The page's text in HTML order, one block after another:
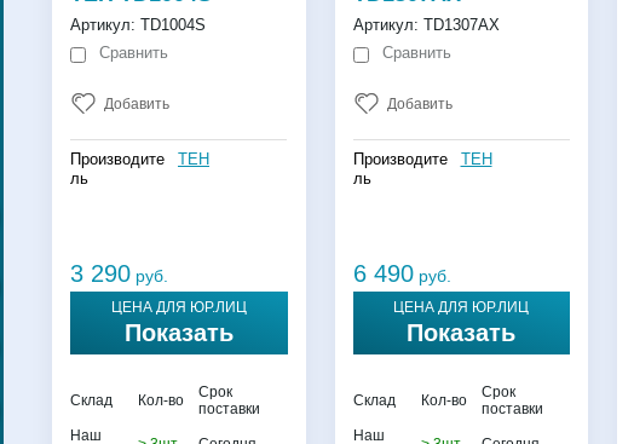
Артикул: TD1004S
Сравнить
Добавить
Производите
ль
TEH
3 290 руб.
ЦЕНА ДЛЯ ЮР.ЛИЦ
Показать
Склад Кол-во
Срок
поставки
Наш
Артикул: TD1307AX
Сравнить
Добавить
Производите
ль
TEH
6 490руб.
ЦЕНА ДЛЯ ЮР.ЛИЦ
Показать
Склад Кол-во
Срок
поставки
Наш